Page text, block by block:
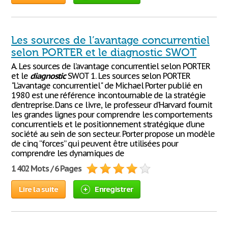
Les sources de l’avantage concurrentiel
selon PORTER et le diagnostic SWOT
A. Les sources de l’avantage concurrentiel selon PORTER
et le diagnosticSWOT 1. Les sources selon PORTER
"L’avantage concurrentiel" de Michael Porter publié en
1980 est une référence incontournable de la stratégie
d’entreprise. Dans ce livre, le professeur d’Harvard fournit
les grandes lignes pour comprendre les comportements
concurrentiels et le positionnement stratégique d’une
société au sein de son secteur. Porter propose un modèle
de cinq “forces” qui peuvent être utilisées pour
comprendre les dynamiques de
1 402 Mots / 6 Pages
Lire la suite Enregistrer